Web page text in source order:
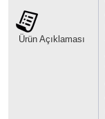
Ürün Açıklaması